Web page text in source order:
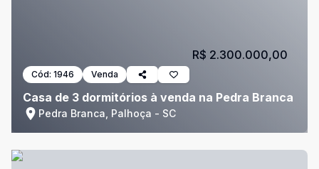
Cód: 1946 Venda
Casa de 3 dormitórios à venda na Pedra Branca
Pedra Branca, Palhoça - SC
R$ 2.300.000,00